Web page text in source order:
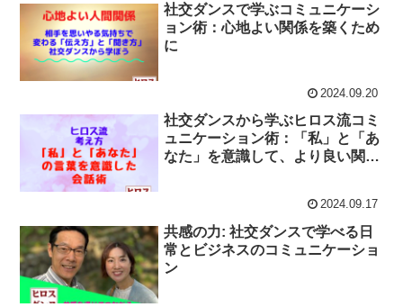
社交ダンスで学ぶコミュニケーシ
ョン術：心地よい関係を築くため
に
2024.09.20
社交ダンスから学ぶヒロス流コミ
ュニケーション術：「私」と「あ
なた」を意識して、より良い関係
2024.09.17
共感の力: 社交ダンスで学べる日
常とビジネスのコミュニケーショ
ン